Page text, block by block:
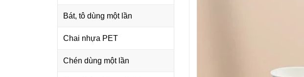
Bát, tô dùng một lần
Chai nhựa PET
Chén dùng một lần